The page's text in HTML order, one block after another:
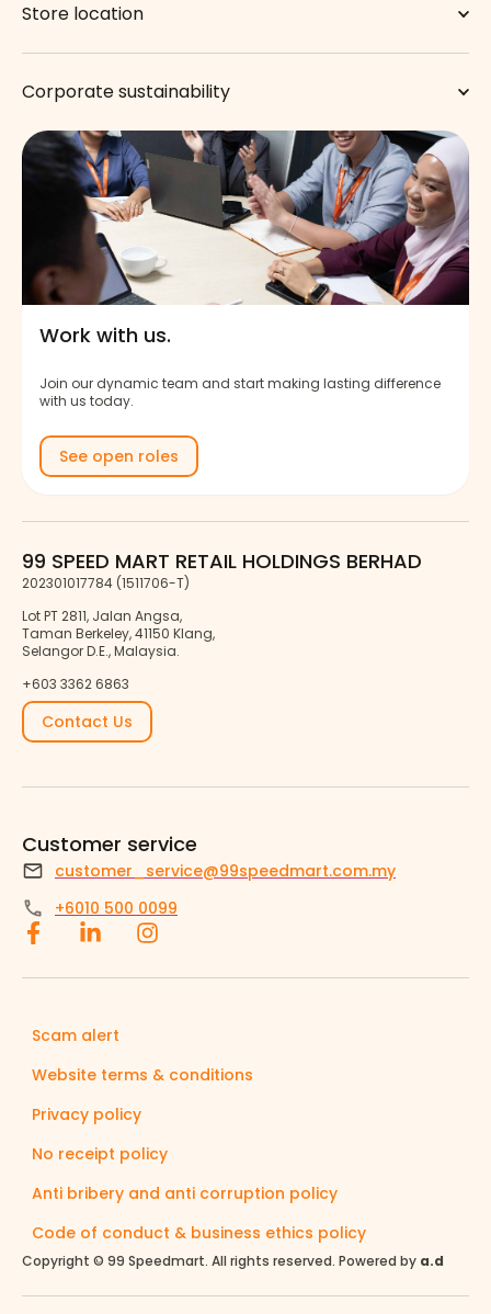
Store location
Corporate sustainability
Work with us.
Join our dynamic team and start making lasting difference
with us today.
See open roles
99 SPEED MART RETAIL HOLDINGS BERHAD
202301017784 (1511706-T)
Lot PT 2811, Jalan Angsa,
Taman Berkeley, 41150 Klang,
Selangor D.E., Malaysia.
+603 3362 6863
Contact Us
Customer service
customer_service@99speedmart.com.my
+6010 500 0099
Scam alert
Website terms & conditions
Privacy policy
No receipt policy
Anti bribery and anti corruption policy
Code of conduct & business ethics policy
Copyright © 99 Speedmart. All rights reserved. Powered by a.d